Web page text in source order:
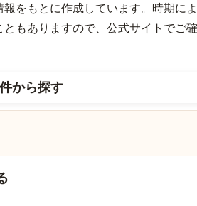
をもとに作成しています。時期に
もありますので、公式サイトでご確
から探す